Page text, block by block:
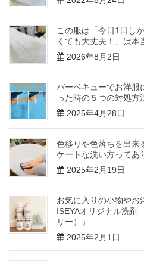
この服は「今日1日し
くても大丈夫！」は本
2026年8月2日
バーベキューでお洋服
った時の５つの対処方
2025年4月28日
色移りや色落ちを出来
ケートな洗い方ってあ
2025年2月19日
お気に入りの小物やお
ISEYAオリジナル洗剤
リー）」
2025年2月1日